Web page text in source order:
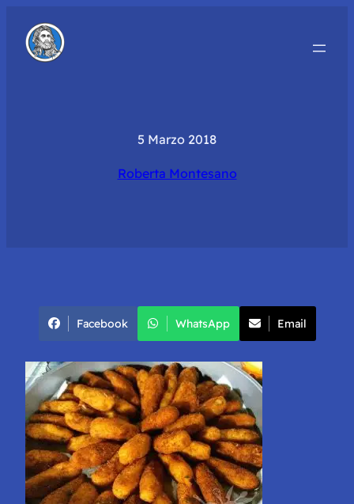
5 Marzo 2018
Roberta Montesano
Facebook WhatsApp Email